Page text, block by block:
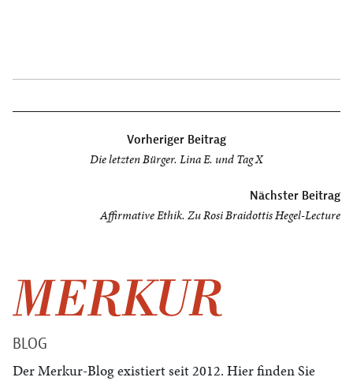
Vorheriger Beitrag
Die letzten Bürger. Lina E. und Tag X
Nächster Beitrag
Affirmative Ethik. Zu Rosi Braidottis Hegel-Lecture
BLOG
Der Merkur-Blog existiert seit 2012. Hier finden Sie